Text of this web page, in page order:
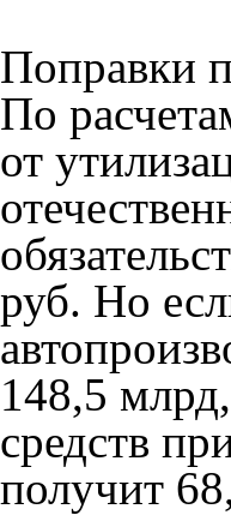
Поправки
По
от
руб. Но
148,5
средств
получит